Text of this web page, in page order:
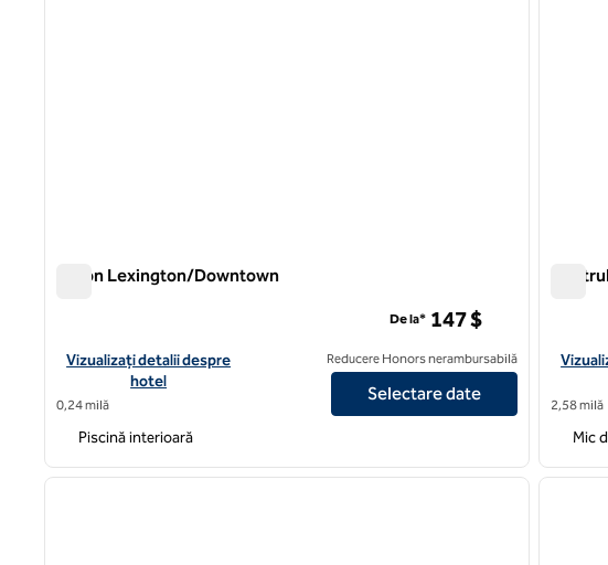
Hilton Lexington/Downtown
Vizualizați detaliile hotelului pentru Hilton Lexington/Downtown
Vizualizați detalii despre
hotel
0,24 milă
De la* 147 $
Reducere Honors nerambursabilă
Selectare date
Piscină interioară
2,58 milă
Mic
1 din 12
imaginea1 din 12